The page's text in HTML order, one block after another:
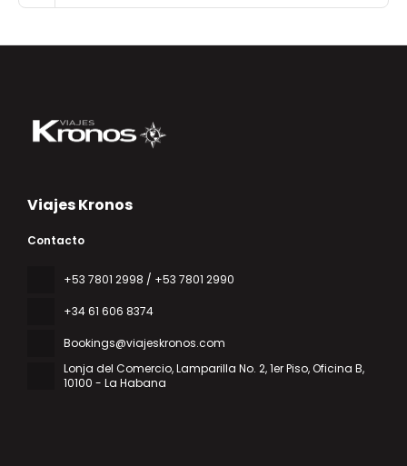
Viajes Kronos
Contacto
‎+53 7801 2998 / +53 7801 2990
+34 61 606 8374
Bookings@viajeskronos.com
Lonja del Comercio, Lamparilla No. 2, 1er Piso, Oficina B,
10100 - La Habana